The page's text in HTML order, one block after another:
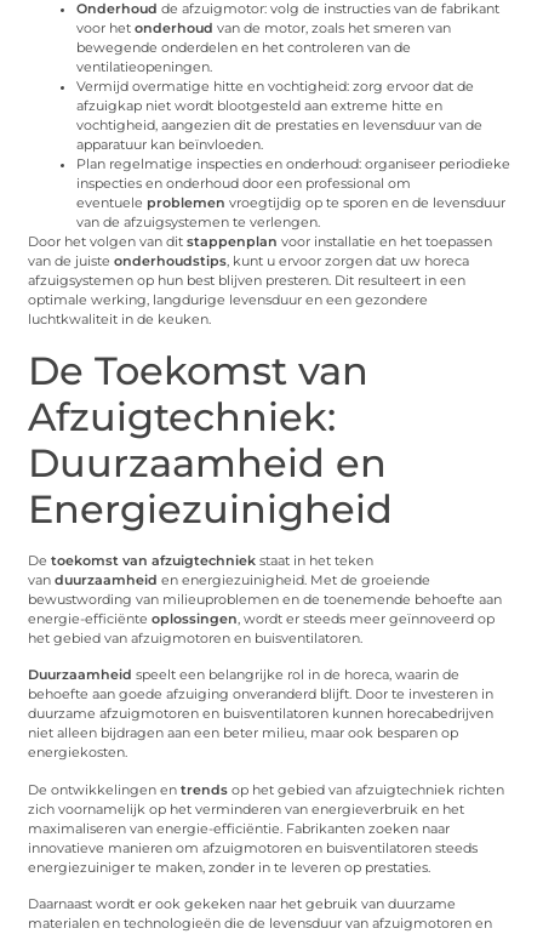
Onderhoud de afzuigmotor: volg de instructies van de fabrikant
voor hetonderhoud van de motor, zoals het smeren van
bewegende onderdelen en het controleren van de
ventilatieopeningen.
Vermijd overmatige hitte en vochtigheid: zorg ervoor dat de
afzuigkap niet wordt blootgesteld aan extreme hitte en
vochtigheid, aangezien dit de prestaties en levensduur van de
apparatuur kan beïnvloeden.
Plan regelmatige inspecties en onderhoud: organiseer periodieke
inspecties en onderhoud door een professional om
eventuele problemen vroegtijdig op te sporen en de levensduur
van de afzuigsystemen te verlengen.
Door het volgen van ditstappenplan voor installatie en het toepassen
van de juisteonderhoudstips, kunt u ervoor zorgen dat uw horeca
afzuigsystemen op hun best blijven presteren. Dit resulteert in een
optimale werking, langdurige levensduur en een gezondere
luchtkwaliteit in de keuken.
De Toekomst van
Afzuigtechniek:
Duurzaamheid en
Energiezuinigheid
Detoekomst van afzuigtechniek staat in het teken
vanduurzaamheid en energiezuinigheid. Met de groeiende
bewustwording van milieuproblemen en de toenemende behoefte aan
energie-efficiënteoplossingen, wordt er steeds meer geïnnoveerd op
het gebied van afzuigmotoren en buisventilatoren.
Duurzaamheid speelt een belangrijke rol in de horeca, waarin de
behoefte aan goede afzuiging onveranderd blijft. Door te investeren in
duurzame afzuigmotoren en buisventilatoren kunnen horecabedrijven
niet alleen bijdragen aan een beter milieu, maar ook besparen op
energiekosten.
De ontwikkelingen entrends op het gebied van afzuigtechniek richten
zich voornamelijk op het verminderen van energieverbruik en het
maximaliseren van energie-efficiëntie. Fabrikanten zoeken naar
innovatieve manieren om afzuigmotoren en buisventilatoren steeds
energiezuiniger te maken, zonder in te leveren op prestaties.
Daarnaast wordt er ook gekeken naar het gebruik van duurzame
materialen en technologieën die de levensduur van afzuigmotoren en